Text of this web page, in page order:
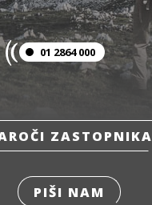
01 2864 000
ZASTOPNIKA
PIŠI NAM